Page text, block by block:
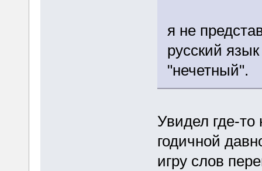
я не
русский
"нечетный".
Увидел где-то
годичной
игру слов